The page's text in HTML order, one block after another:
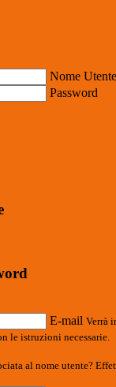
Nome Utente
Password
E-mail Verrà
le istruzioni necessarie.
al nome utente?